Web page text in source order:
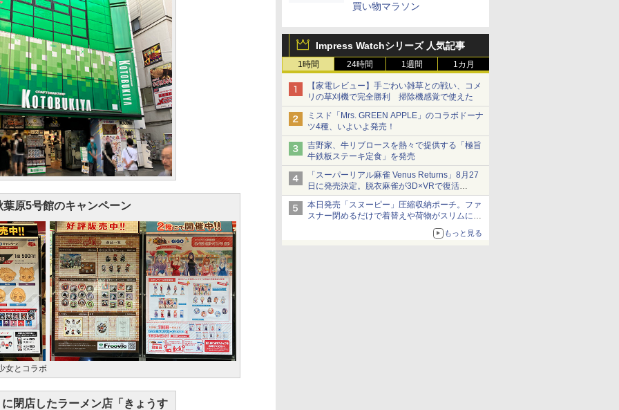
買い物マラソン
Impress Watchシリーズ 人気記事
1時間 24時間 1週間 1カ月
【家電レビュー】手ごわい雑草との戦い、コメ
リの草刈機で完全勝利 掃除機感覚で使えた
ミスド「Mrs. GREEN APPLE」のコラボドーナ
ツ4種、いよいよ発売！
吉野家、牛リブロースを熱々で提供する「極旨
牛鉄板ステーキ定食」を発売
「スーパーリアル麻雀 Venus Returns」8月27
日に発売決定。脱衣麻雀が3D×VRで復活
発売から2週間は20%オフになるセールが実施
本日発売「スヌーピー」圧縮収納ポーチ。ファ
スナー閉めるだけで着替えや荷物がスリムにま
もっと見る
葉原5号館のキャンペーン
女とコラボ
閉店したラーメン店「きょうす